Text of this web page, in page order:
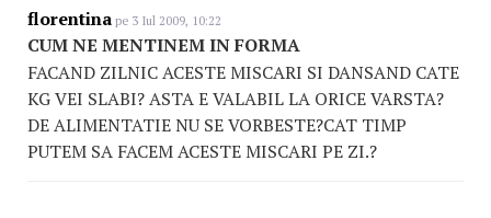
florentina pe 3 Iul 2009, 10:22
CUM NE MENTINEM IN FORMA
FACAND ZILNIC ACESTE MISCARI SI DANSAND CATE
KG VEI SLABI? ASTA E VALABIL LA ORICE VARSTA?
DE ALIMENTATIE NU SE VORBESTE?CAT TIMP
PUTEM SA FACEM ACESTE MISCARI PE ZI.?